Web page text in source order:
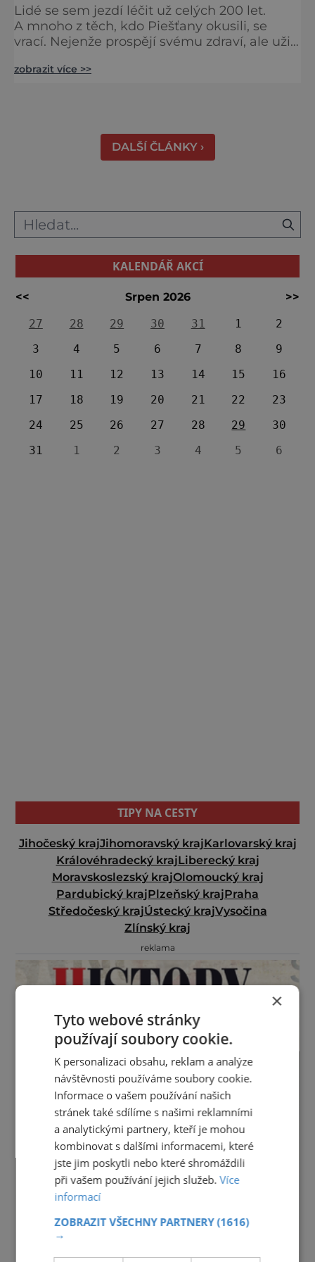
Lidé se sem jezdí léčit už celých 200 let.
A mnoho z těch, kdo Piešťany okusili, se
vrací. Nejenže prospějí svému zdraví, ale užijí
řekne slovenské lázně, Piešťany bývají první
zobrazit více >>
DALŠÍ ČLÁNKY ›
KALENDÁŘ AKCÍ
<< Srpen 2026
>>
27
28 29 30 31 1
2
3
4 5 6 7 8
9
10
11 12 13 14 15
16
17
18 19 20 21 22
23
24
25 26 27 28 29
30
31
1 2 3 4 5 6
TIPY NA CESTY
Jihočeský krajJihomoravský krajKarlovarský kraj
Královéhradecký krajLiberecký kraj
Moravskoslezský krajOlomoucký kraj
Pardubický krajPlzeňský krajPraha
Středočeský krajÚstecký krajVysočina
Zlínský kraj
reklama
×
Tyto webové stránky
používají soubory cookie.
K personalizaci obsahu, reklam a analýze
návštěvnosti používáme soubory cookie.
Informace o vašem používání našich
stránek také sdílíme s našimi reklamními
a analytickými partnery, kteří je mohou
kombinovat s dalšími informacemi, které
jste jim poskytli nebo které shromáždili
při vašem používání jejich služeb.Více
informací
ZOBRAZIT VŠECHNY PARTNERY(1616)
→